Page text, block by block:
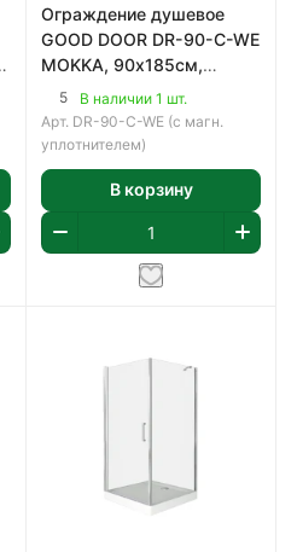
Ограждение душевое
GOOD DOOR DR-90-C-WE
MOKKA, 90х185см,
прямое, прозрачное 5мм.
5
В наличии 1 шт.
Арт. DR-90-C-WE (с магн.
уплотнителем)
В корзину